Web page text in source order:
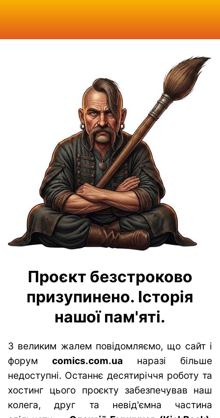
Проєкт безстроково
призупинено. Історія
нашої пам'яті.
З великим жалем повідомляємо, що сайт і
форум comics.com.ua наразі більше
недоступні. Останнє десятиріччя роботу та
хостинг цього проєкту забезпечував наш
колега, друг та невід'ємна частина